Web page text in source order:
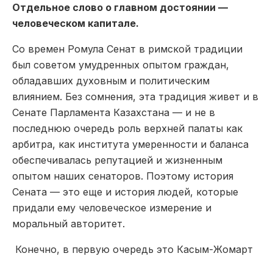
Отдельное слово о главном достоянии —
человеческом капитале.
Со времен Ромула Сенат в римской традиции
был советом умудренных опытом граж­дан,
обладавших духовным и политическим
влиянием. Без сомнения, эта традиция живет и в
Сенате Парламента Казахстана — и не в
последнюю очередь роль верхней палаты как
арбитра, как института умеренности и баланса
обеспечивалась репутацией и жизненным
опытом наших сенаторов. Поэтому история
Сената — это еще и история людей, которые
придали ему человеческое измерение и
моральный авторитет.
Конечно, в первую очередь это Касым­-Жомарт